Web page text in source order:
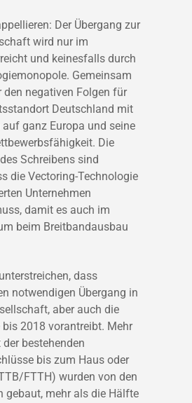
Der Übergang zur
wird nur im
und keinesfalls durch
Gemeinsam
den negativen Folgen für
Deutschland mit
ganz Europa und seine
Die
Schreibens sind
die Vectoring-Technologie
Unternehmen
damit es auch im
beim Breitbandausbau
dass
notwendigen Übergang in
aber auch die
bis 2018 vorantreibt. Mehr
bestehenden
bis zum Haus oder
FTTH) wurden von den
gebaut, mehr als die Hälfte